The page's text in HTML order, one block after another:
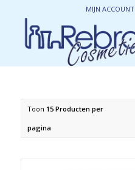
MIJN ACCOUNT
Toon 15 Producten per
pagina